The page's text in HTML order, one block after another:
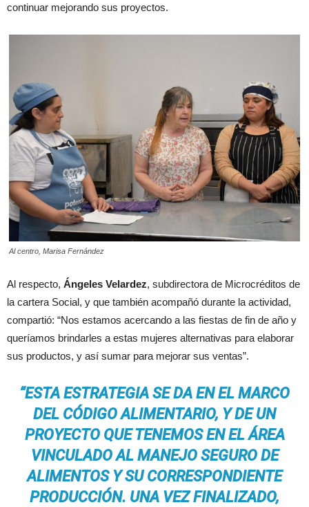
continuar mejorando sus proyectos.
Al centro, Marisa Fernández
Al respecto, Ángeles Velardez, subdirectora de Microcréditos de
la cartera Social, y que también acompañó durante la actividad,
compartió: “Nos estamos acercando a las fiestas de fin de año y
queríamos brindarles a estas mujeres alternativas para elaborar
sus productos, y así sumar para mejorar sus ventas”.
“ESTA ESTRATEGIA SE DA EN EL MARCO
DEL CÓDIGO ALIMENTARIO, Y DE UN
PROYECTO QUE TENEMOS EN EL ÁREA
VINCULADO AL MANEJO SEGURO DE
ALIMENTOS Y SU CORRESPONDIENTE
PRODUCCIÓN. UNA VEZ FINALIZADO,